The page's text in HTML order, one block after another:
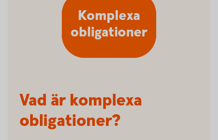
Vad är komplexa
obligationer?
Komplexa
obligationer